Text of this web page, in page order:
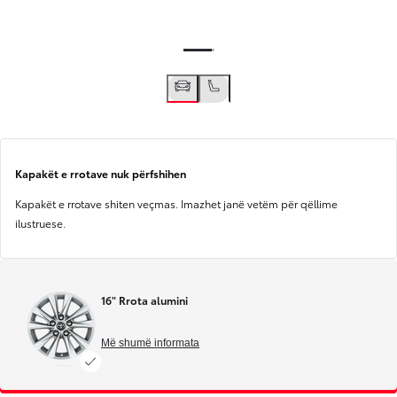
Kapakët e rrotave nuk përfshihen
Kapakët e rrotave shiten veçmas. Imazhet janë vetëm për qëllime
ilustruese.
16" Rrota alumini
Më shumë informata